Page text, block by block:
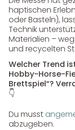
haptischen
oder Basteln),
Technik
Materialien – weg
und recycelten
Welcher Trend
Hobby-Horse-
Brettspiel“?
👇
Du musst
abzugeben.